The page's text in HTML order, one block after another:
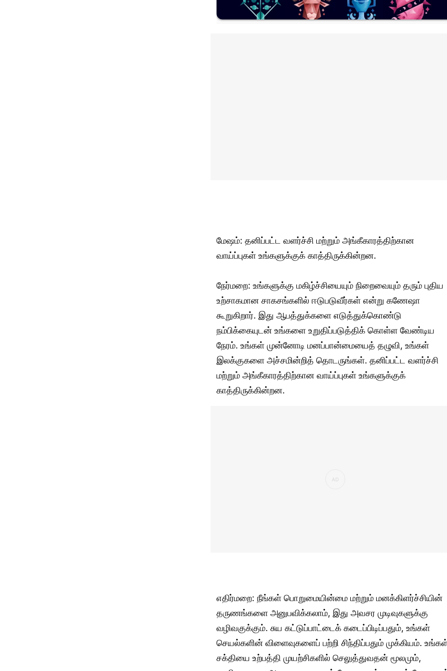
மேஷம்: தனிப்பட்ட வளர்ச்சி மற்றும் அங்கீகாரத்திற்கான
வாய்ப்புகள் உங்களுக்குக் காத்திருக்கின்றன.
நேர்மறை: உங்களுக்கு மகிழ்ச்சியையும் நிறைவையும் தரும் புதிய
உற்சாகமான சாகசங்களில் ஈடுபடுவீர்கள் என்று கணேஷா
கூறுகிறார். இது ஆபத்துக்களை எடுத்துக்கொண்டு
நம்பிக்கையுடன் உங்களை உறுதிப்படுத்திக் கொள்ள வேண்டிய
நேரம். உங்கள் முன்னோடி மனப்பான்மையைத் தழுவி, உங்கள்
இலக்குகளை அச்சமின்றித் தொடருங்கள். தனிப்பட்ட வளர்ச்சி
மற்றும் அங்கீகாரத்திற்கான வாய்ப்புகள் உங்களுக்குக்
காத்திருக்கின்றன.
எதிர்மறை: நீங்கள் பொறுமையின்மை மற்றும் மனக்கிளர்ச்சியின்
தருணங்களை அனுபவிக்கலாம், இது அவசர முடிவுகளுக்கு
வழிவகுக்கும். சுய கட்டுப்பாட்டைக் கடைப்பிடிப்பதும், உங்கள்
செயல்களின் விளைவுகளைப் பற்றி சிந்திப்பதும் முக்கியம்.
சக்தியை உற்பத்தி முயற்சிகளில் செலுத்துவதன் மூலமும்,